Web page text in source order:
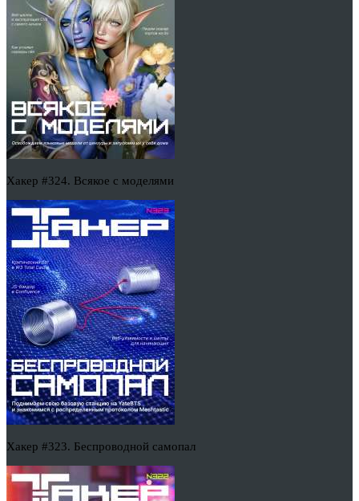
Хакер #324. Всякое с моделями
Хакер #323. Беспроводной самопал